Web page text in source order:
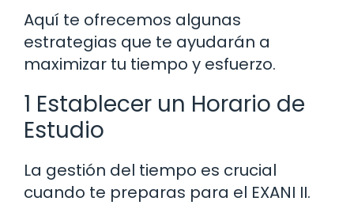
Aquí te ofrecemos algunas
estrategias que te ayudarán a
maximizar tu tiempo y esfuerzo.
1 Establecer un Horario de
Estudio
La gestión del tiempo es crucial
cuando te preparas para el EXANI II.